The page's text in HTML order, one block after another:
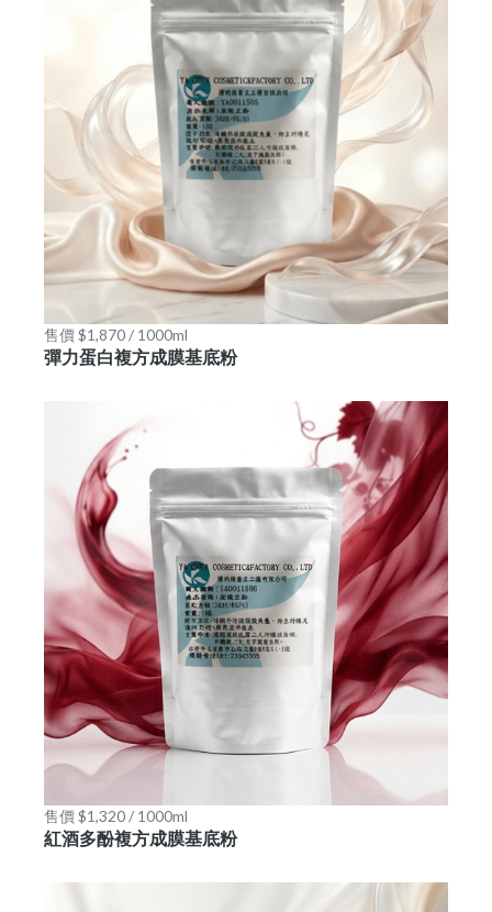
售價 $1,870 / 1000ml
彈力蛋白複方成膜基底粉
售價 $1,320 / 1000ml
紅酒多酚複方成膜基底粉